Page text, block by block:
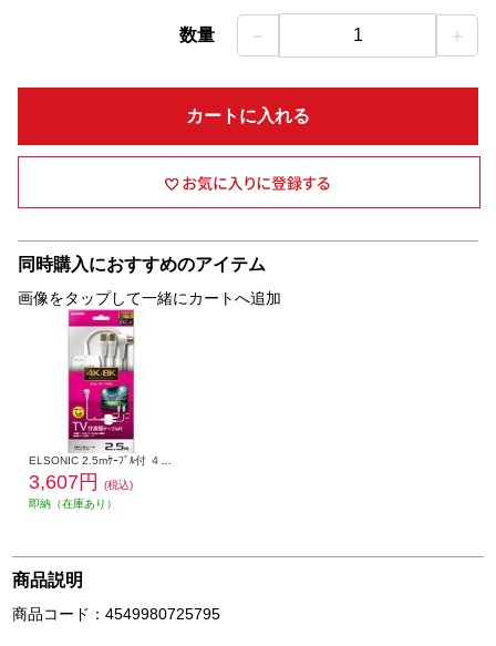
数量 － 1 ＋
カートに入れる
同時購入におすすめのアイテム
画像をタップして一緒にカートへ追加
3,607円
(税込)
即納（在庫あり）
商品説明
商品コード：4549980725795